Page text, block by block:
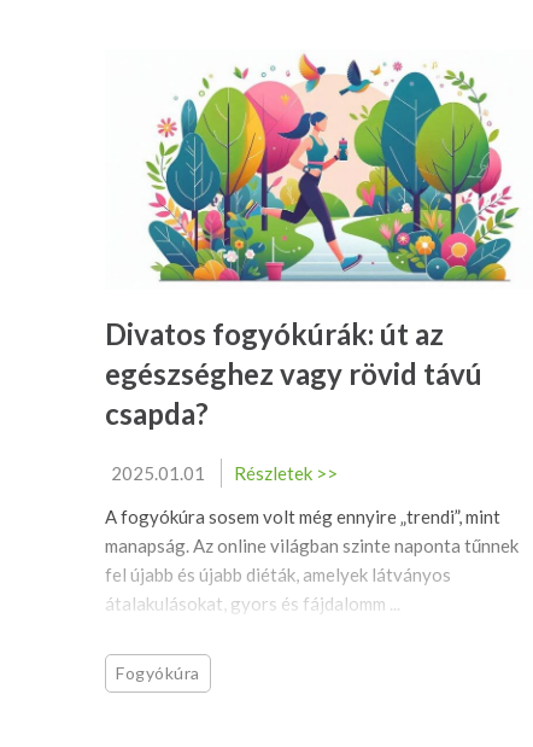
Divatos fogyókúrák: út az
egészséghez vagy rövid távú
csapda?
2025.01.01
Részletek >>
A fogyókúra sosem volt még ennyire „trendi”, mint
manapság. Az online világban szinte naponta tűnnek
fel újabb és újabb diéták, amelyek látványos
átalakulásokat, gyors és fájdalomm ...
Fogyókúra